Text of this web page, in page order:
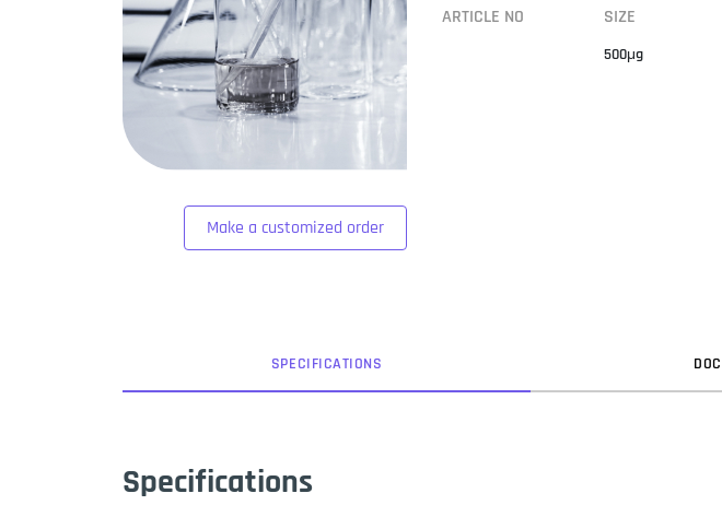
Make a customized order
ARTICLE NO SIZE
500μg
SPECIFICATIONS DOC
Specifications